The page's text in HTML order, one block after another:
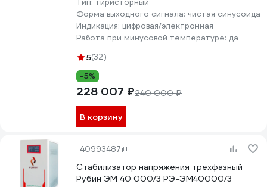
Тип: тиристорный
Форма выходного сигнала: чистая синусоида
Индикация: цифровая/электронная
Работа при минусовой температуре: да
5(32)
-5%
228 007 ₽240 000 ₽
В корзину
40993487
Стабилизатор напряжения трехфазный
Рубин ЭМ 40 000/3 РЭ-ЭМ40000/3